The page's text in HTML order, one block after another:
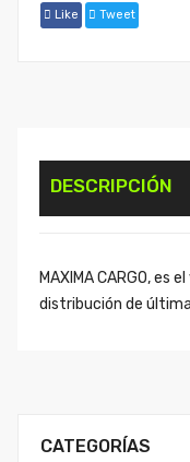
CATEGORÍAS
Like Tweet
DESCRIPCIÓN
MAXIMA CARGO, es
distribución de